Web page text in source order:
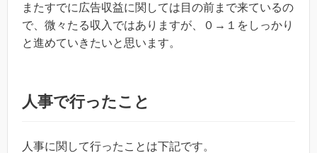
またすでに広告収益に関しては目の前まで来ているの
で、微々たる収入ではありますが、０→１をしっかり
と進めていきたいと思います。
人事で行ったこと
人事に関して行ったことは下記です。